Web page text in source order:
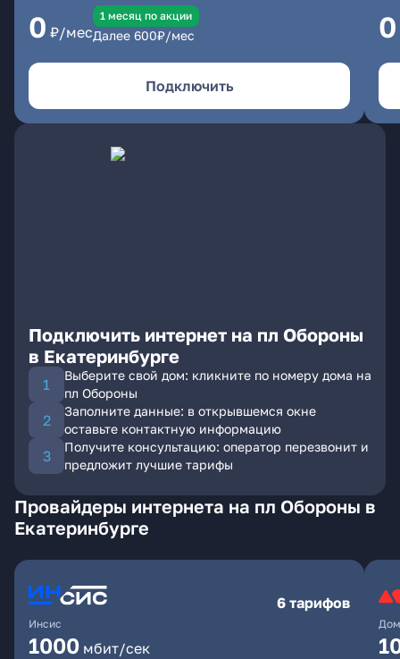
0 ₽/мес
1 месяц по акции
Далее 600₽/мес
Подключить
0
Подключить интернет на пл Обороны
в Екатеринбурге
Выберите свой дом: кликните по номеру дома на
пл Обороны
Заполните данные: в открывшемся окне
оставьте контактную информацию
Получите консультацию: оператор перезвонит и
предложит лучшие тарифы
Провайдеры интернета на пл Обороны в
Екатеринбурге
Инсис
6 тарифов
1000 мбит/сек